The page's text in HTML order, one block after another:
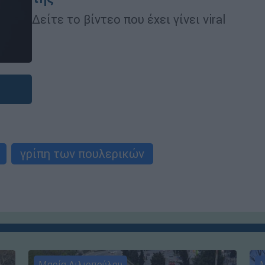
Δείτε το βίντεο που έχει γίνει viral
γρίπη των πουλερικών